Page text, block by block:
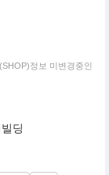
정보 미변경중인
딩